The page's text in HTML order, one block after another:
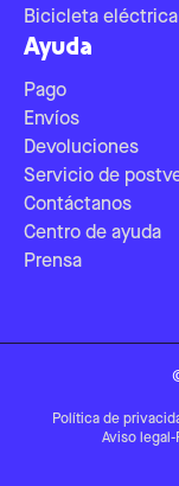
Bicicleta eléctrica
Ayuda
Pago
Envíos
Devoluciones
Servicio de
Contáctanos
Centro de ayuda
Prensa
Política de
Aviso legal -